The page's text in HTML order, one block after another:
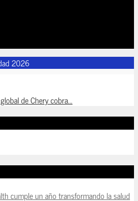
2026
de Chery cobra...
cumple un año transformando la salud